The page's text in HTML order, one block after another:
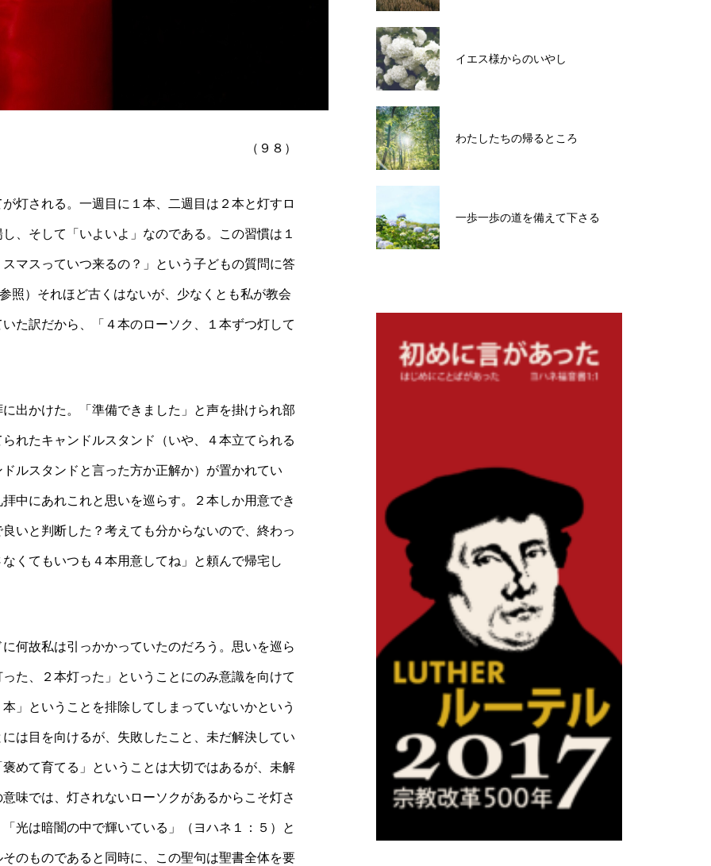
（９８）
灯される。一週目に１本、二週目は２本と灯すロ
、そして「いよいよ」なのである。この習慣は１
マスっていつ来るの？」という子どもの質問に答
照）それほど古くはないが、少なくとも私が教会
た訳だから、「４本のローソク、１本ずつ灯して
出かけた。「準備できました」と声を掛けられ部
れたキャンドルスタンド（いや、４本立てられる
ルスタンドと言った方か正解か）が置かれてい
中にあれこれと思いを巡らす。２本しか用意でき
いと判断した？考えても分からないので、終わっ
くてもいつも４本用意してね」と頼んで帰宅し
何故私は引っかかっていたのだろう。思いを巡ら
た、２本灯った」ということにのみ意識を向けて
」ということを排除してしまっていないかという
は目を向けるが、失敗したこと、未だ解決してい
めて育てる」ということは大切ではあるが、未解
味では、灯されないローソクがあるからこそ灯さ
光は暗闇の中で輝いている」（ヨハネ１：５）と
のものであると同時に、この聖句は聖書全体を要
イエス様からのいやし
わたしたちの帰るところ
一歩一歩の道を備えて下さる